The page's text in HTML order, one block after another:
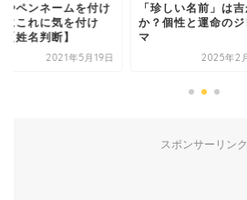
ネームを付け
に気を付け
判断】
2021年5月19日
「珍しい名前」は吉か凶
か？個性と運命のジレン
2025年2月12日
スポンサーリンク